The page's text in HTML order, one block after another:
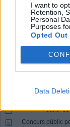
I want to
Retention,
Personal
Purposes
Opted Out
Data
Identificar-me.Per
Lactual.cat
Registrar-meSi
La campanya de
Juliol es
Concurs públic